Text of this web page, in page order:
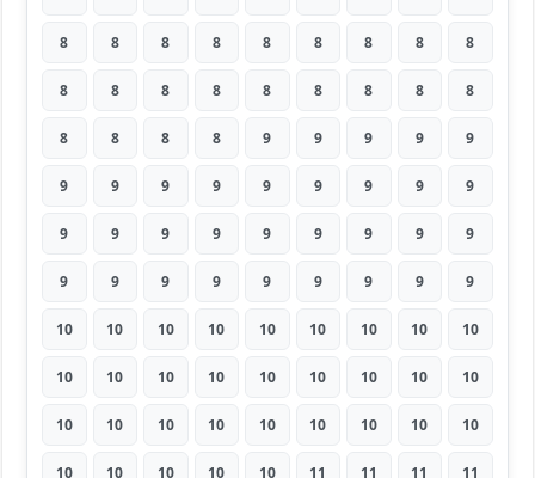
8 8 8 8 8 8 8 8 8
8 8 8 8 8 8 8 8 8
8 8 8 8 9 9 9 9 9
9 9 9 9 9 9 9 9 9
9 9 9 9 9 9 9 9 9
9 9 9 9 9 9 9 9 9
10 10 10 10 10 10 10 10 10
10 10 10 10 10 10 10 10 10
10 10 10 10 10 10 10 10 10
10 10 10 10 10 11 11 11 11